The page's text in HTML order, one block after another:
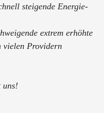
steigende Energie-
extrem erhöhte
vielen Providern
uns!